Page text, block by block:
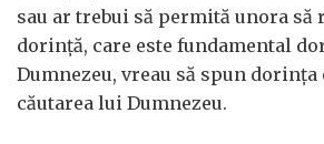
sau ar trebui să permită unora să
dorinţă, care este fundamental
Dumnezeu, vreau să spun
căutarea lui Dumnezeu.